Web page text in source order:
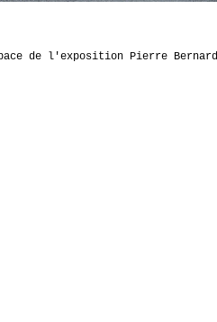
de l'exposition Pierre Bernard